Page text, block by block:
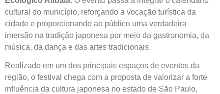
cultural do município, reforçando a vocação turística da
cidade e proporcionando ao público uma verdadeira
imersão na tradição japonesa por meio da gastronomia, da
música, da dança e das artes tradicionais.
Realizado em um dos principais espaços de eventos da
região, o festival chega com a proposta de valorizar a forte
influência da cultura japonesa no estado de São Paulo,